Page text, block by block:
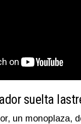
suelta
un monoplaza,